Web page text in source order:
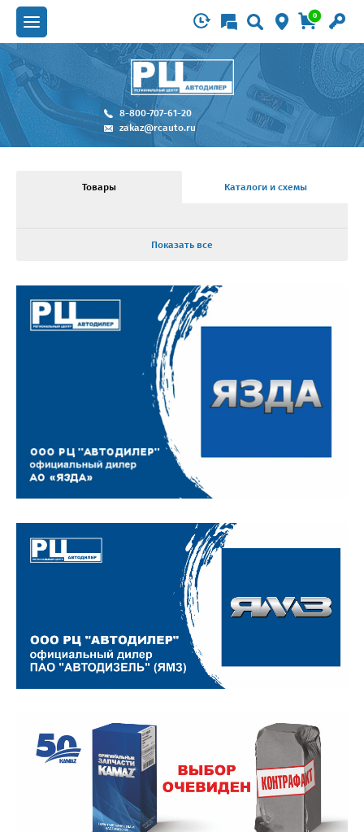
0
8-800-707-61-20
zakaz@rcauto.ru
Товары Каталоги и схемы
Показать все